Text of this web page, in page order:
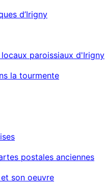
d’Irigny
paroissiaux d'Irigny
la tourmente
postales anciennes
son oeuvre